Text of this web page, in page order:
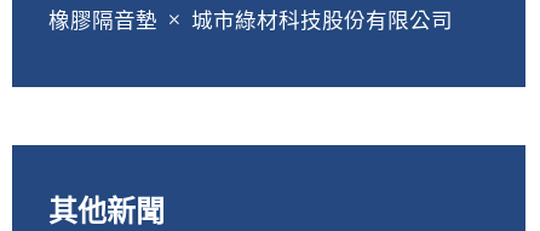
橡膠隔音墊 城市綠材科技股份有限公司
其他新聞